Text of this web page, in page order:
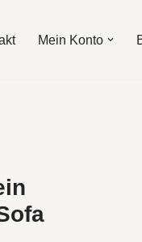
Mein Konto